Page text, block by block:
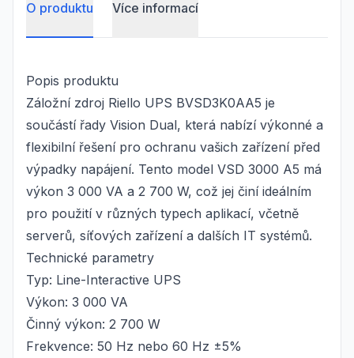
O produktu Více informací
Popis produktu
Záložní zdroj Riello UPS BVSD3K0AA5 je
součástí řady Vision Dual, která nabízí výkonné a
flexibilní řešení pro ochranu vašich zařízení před
výpadky napájení. Tento model VSD 3000 A5 má
výkon 3 000 VA a 2 700 W, což jej činí ideálním
pro použití v různých typech aplikací, včetně
serverů, síťových zařízení a dalších IT systémů.
Technické parametry
Typ: Line-Interactive UPS
Výkon: 3 000 VA
Činný výkon: 2 700 W
Frekvence: 50 Hz nebo 60 Hz ±5%